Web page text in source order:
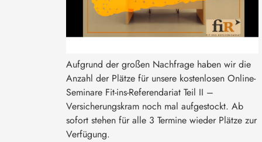
Aufgrund der großen Nachfrage haben wir die
Anzahl der Plätze für unsere kostenlosen Online-
Seminare Fit-ins-Referendariat Teil II –
Versicherungskram noch mal aufgestockt. Ab
sofort stehen für alle 3 Termine wieder Plätze zur
Verfügung.